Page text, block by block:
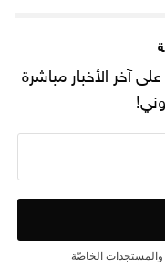
آخر الأخبار مباشرة
الخاصّة